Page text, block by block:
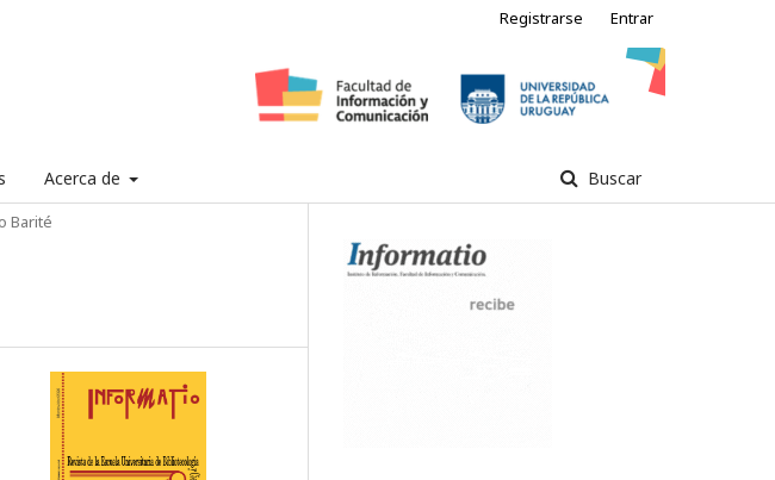
Acerca de Buscar
Registrarse Entrar
Barité